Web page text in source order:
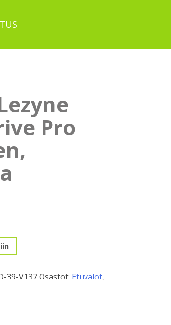
Pro
39-V137Osastot: Etuvalot,